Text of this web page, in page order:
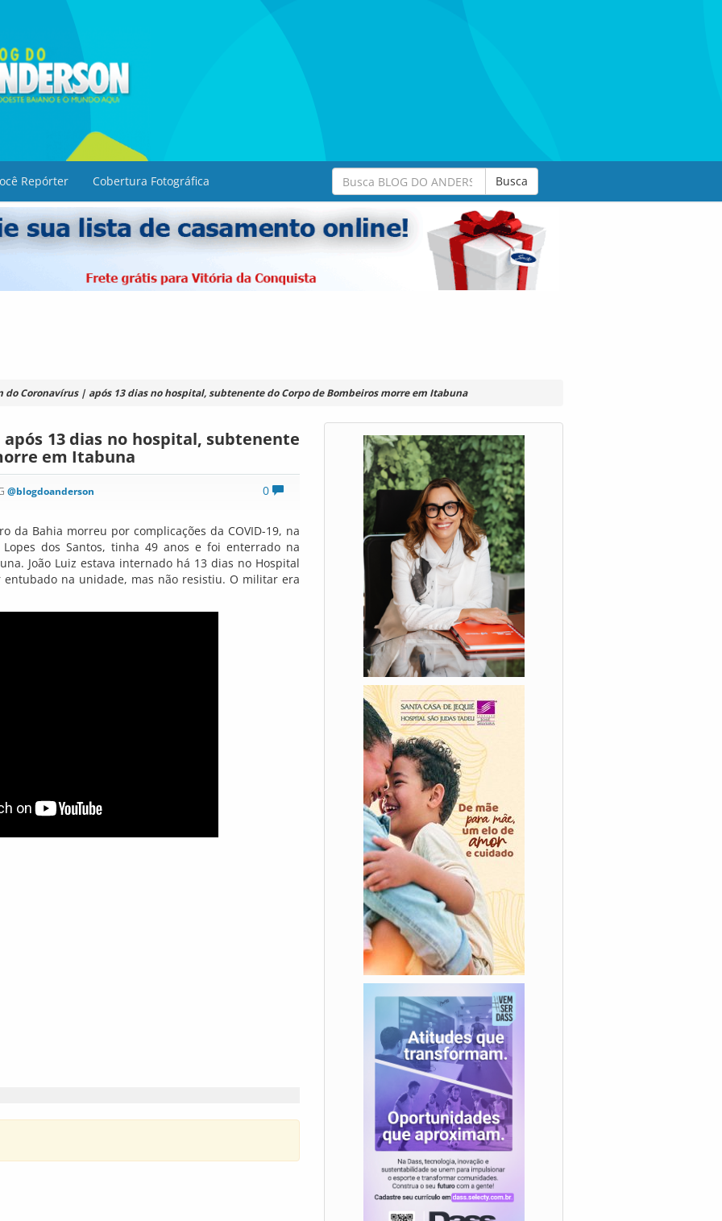
Repórter Cobertura Fotográfica Busca
do Coronavírus | após 13 dias no hospital, subtenente do Corpo de Bombeiros morre em Itabuna
13 dias no hospital, subtenente
em Itabuna
0
@blogdoanderson
da Bahia morreu por complicações da COVID-19, na
dos Santos, tinha 49 anos e foi enterrado na
João Luiz estava internado há 13 dias no Hospital
entubado na unidade, mas não resistiu. O militar era